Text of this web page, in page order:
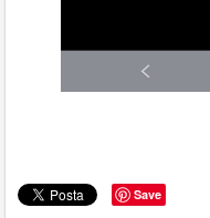
Save